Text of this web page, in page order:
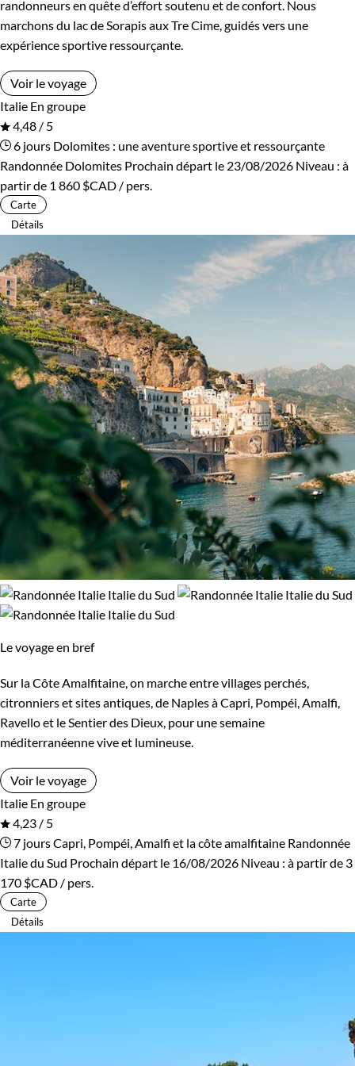
Pays-Bas Pologne
Portugal République tchèque
Roumanie
Slovaquie
Suisse Turquie
De 2 000 à 3 000 $CAD
Plus de 3 000 $CAD
Les 6/9 ans Les 10/13 ans
Les 14/16 ans
Confort
Bivouac, sous tente Refuge, gîte, dortoir
Standard Supérieur
Haut de gamme
Itinérance
Itinérant Semi-itinérant
En étoile
Bord de mer et îles Désert
Forêts, collines, rivières et lacs
Montagne Neige
Patrimoine et Nature Terres Polaires
Volcans
randonneurs en quête d’effort soutenu et de confort. Nous
marchons du lac de Sorapis aux Tre Cime, guidés vers une
expérience sportive ressourçante.
Voir le voyage
Italie En groupe
4,48 / 5
6 jours Dolomites : une aventure sportive et ressourçante
Randonnée Dolomites Prochain départ le 23/08/2026 Niveau : à
partir de 1 860 $CAD / pers.
Carte
Détails
Le voyage en bref
Sur la Côte Amalfitaine, on marche entre villages perchés,
citronniers et sites antiques, de Naples à Capri, Pompéi, Amalfi,
Ravello et le Sentier des Dieux, pour une semaine
méditerranéenne vive et lumineuse.
Voir le voyage
Italie En groupe
4,23 / 5
7 joursCapri, Pompéi, Amalfi et la côte amalfitaine Randonnée
Italie du Sud Prochain départ le 16/08/2026 Niveau : à partir de 3
170 $CAD / pers.
Carte
Détails